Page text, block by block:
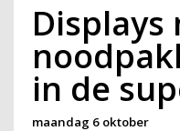
Displays
in de
maandag 6 oktober